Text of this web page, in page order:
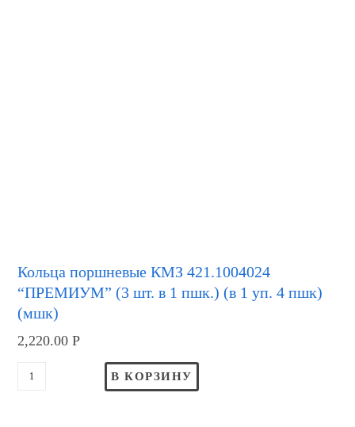
Кольца поршневые КМЗ 421.1004024
“ПРЕМИУМ” (3 шт. в 1 пшк.) (в 1 уп. 4 пшк)
(мшк)
2,220.00Р
В КОРЗИНУ